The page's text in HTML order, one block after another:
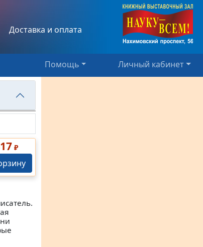
Доставка и оплата
Помощь Личный кабинет
₽